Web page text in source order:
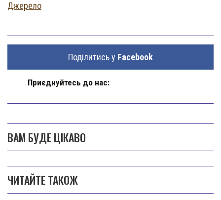
Джерело
Поділитись у Facebook
Приєднуйтесь до нас:
ВАМ БУДЕ ЦІКАВО
ЧИТАЙТЕ ТАКОЖ